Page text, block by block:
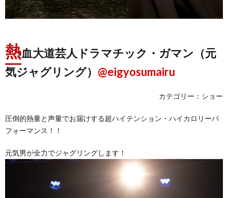
熱血大道芸人ドラマチック・ガマン（元
気ジャグリング） @eigyosumairu
カテゴリー：ショー
圧倒的熱量と声量でお届けする超ハイテンション・ハイカロリーパ
フォーマンス！！
元気男が全力でジャグリングします！